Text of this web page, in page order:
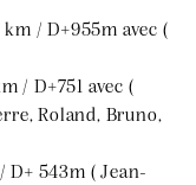
/ D+955m avec (
/ D+751 avec (
Roland, Bruno,
D+ 543m ( Jean-